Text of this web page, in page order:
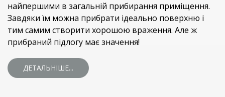
найпершими в загальній прибирання приміщення.
Завдяки їм можна прибрати ідеально поверхню і
тим самим створити хорошою враження. Але ж
прибраний підлогу має значення!
ДЕТАЛЬНІШЕ...